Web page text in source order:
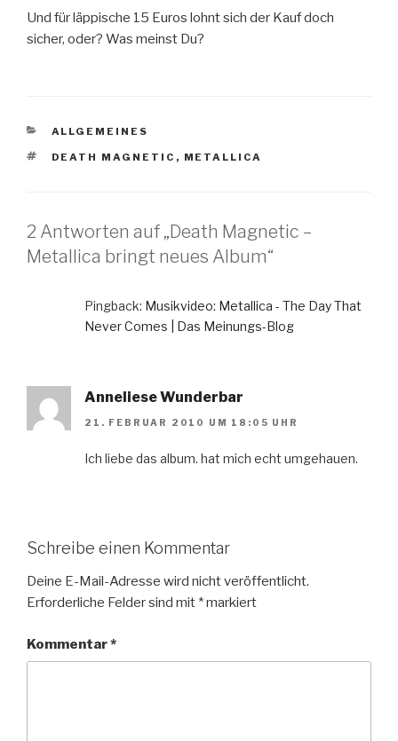
Und für läppische 15 Euros lohnt sich der Kauf doch
sicher, oder? Was meinst Du?
KATEGORIEN
ALLGEMEINES
SCHLAGWÖRTER
DEATH MAGNETIC , METALLICA
2 Antworten auf „Death Magnetic –
Metallica bringt neues Album“
Pingback: Musikvideo: Metallica - The Day That
Never Comes | Das Meinungs-Blog
Anneliese Wunderbar
21. FEBRUAR 2010 UM 18:05 UHR
Ich liebe das album. hat mich echt umgehauen.
Schreibe einen Kommentar
Deine E-Mail-Adresse wird nicht veröffentlicht.
Erforderliche Felder sind mit *markiert
Kommentar*